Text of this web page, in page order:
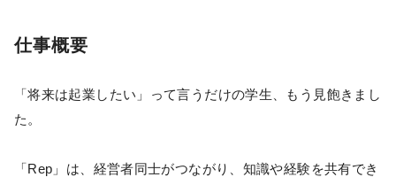
仕事概要
「将来は起業したい」って言うだけの学生、もう見飽きまし
た。
「Rep」は、経営者同士がつながり、知識や経験を共有でき